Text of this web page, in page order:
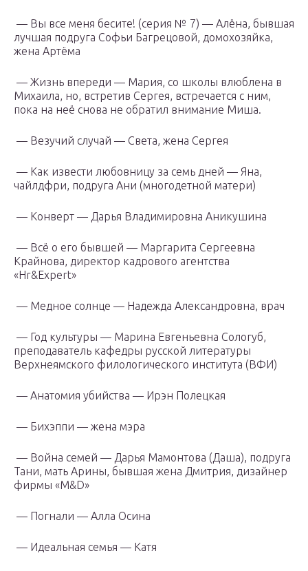
— Вы все меня бесите! (серия № 7) — Алёна, бывшая
лучшая подруга Софьи Багрецовой, домохозяйка,
жена Артёма
— Жизнь впереди — Мария, со школы влюблена в
Михаила, но, встретив Сергея, встречается с ним,
пока на неё снова не обратил внимание Миша.
— Везучий случай — Света, жена Сергея
— Как извести любовницу за семь дней — Яна,
чайлдфри, подруга Ани (многодетной матери)
— Конверт — Дарья Владимировна Аникушина
— Всё о его бывшей — Маргарита Сергеевна
Крайнова, директор кадрового агентства
«Hr&Expert»
— Медное солнце — Надежда Александровна, врач
— Год культуры — Марина Евгеньевна Сологуб,
преподаватель кафедры русской литературы
Верхнеямского филологического института (ВФИ)
— Анатомия убийства — Ирэн Полецкая
— Бихэппи — жена мэра
— Война семей — Дарья Мамонтова (Даша), подруга
Тани, мать Арины, бывшая жена Дмитрия, дизайнер
фирмы «M&D»
— Погнали — Алла Осина
— Идеальная семья — Катя